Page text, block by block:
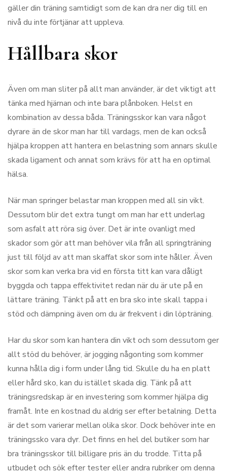
gäller din träning samtidigt som de kan dra ner dig till en
nivå du inte förtjänar att uppleva.
Hållbara skor
Även om man sliter på allt man använder, är det viktigt att
tänka med hjärnan och inte bara plånboken. Helst en
kombination av dessa båda. Träningsskor kan vara något
dyrare än de skor man har till vardags, men de kan också
hjälpa kroppen att hantera en belastning som annars skulle
skada ligament och annat som krävs för att ha en optimal
hälsa.
När man springer belastar man kroppen med all sin vikt.
Dessutom blir det extra tungt om man har ett underlag
som asfalt att röra sig över. Det är inte ovanligt med
skador som gör att man behöver vila från all springträning
just till följd av att man skaffat skor som inte håller. Även
skor som kan verka bra vid en första titt kan vara dåligt
byggda och tappa effektivitet redan när du är ute på en
lättare träning. Tänkt på att en bra sko inte skall tappa i
stöd och dämpning även om du är frekvent i din löpträning.
Har du skor som kan hantera din vikt och som dessutom ger
allt stöd du behöver, är jogging någonting som kommer
kunna hålla dig i form under lång tid. Skulle du ha en platt
eller hård sko, kan du istället skada dig. Tänk på att
träningsredskap är en investering som kommer hjälpa dig
framåt. Inte en kostnad du aldrig ser efter betalning. Detta
är det som varierar mellan olika skor. Dock behöver inte en
träningssko vara dyr. Det finns en hel del butiker som har
bra träningsskor till billigare pris än du trodde. Titta på
utbudet och sök efter tester eller andra rubriker om denna